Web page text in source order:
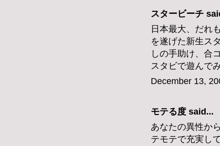
スタービーチ
日本最大、だれ
を遂げた新生ス
しの手助け、合
スタビで遊んで
December 13,
モテる度 said...
あなたの異性か
テモテで充実し